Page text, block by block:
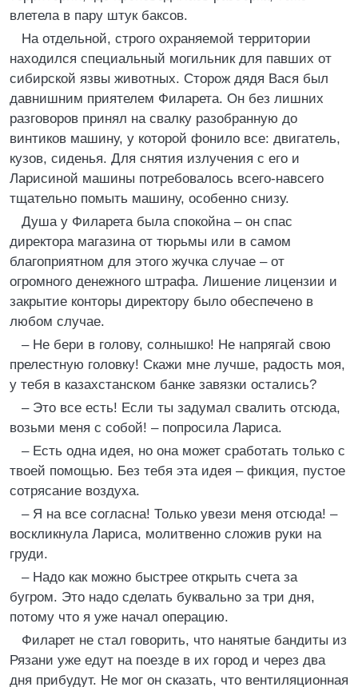
влетела в пару штук баксов.
На отдельной, строго охраняемой территории
находился специальный могильник для павших от
сибирской язвы животных. Сторож дядя Вася был
давнишним приятелем Филарета. Он без лишних
разговоров принял на свалку разобранную до
винтиков машину, у которой фонило все: двигатель,
кузов, сиденья. Для снятия излучения с его и
Ларисиной машины потребовалось всего-навсего
тщательно помыть машину, особенно снизу.
Душа у Филарета была спокойна – он спас
директора магазина от тюрьмы или в самом
благоприятном для этого жучка случае – от
огромного денежного штрафа. Лишение лицензии и
закрытие конторы директору было обеспечено в
любом случае.
– Не бери в голову, солнышко! Не напрягай свою
прелестную головку! Скажи мне лучше, радость моя,
у тебя в казахстанском банке завязки остались?
– Это все есть! Если ты задумал свалить отсюда,
возьми меня с собой! – попросила Лариса.
– Есть одна идея, но она может сработать только с
твоей помощью. Без тебя эта идея – фикция, пустое
сотрясание воздуха.
– Я на все согласна! Только увези меня отсюда! –
воскликнула Лариса, молитвенно сложив руки на
груди.
– Надо как можно быстрее открыть счета за
бугром. Это надо сделать буквально за три дня,
потому что я уже начал операцию.
Филарет не стал говорить, что нанятые бандиты из
Рязани уже едут на поезде в их город и через два
дня прибудут. Не мог он сказать, что вентиляционная